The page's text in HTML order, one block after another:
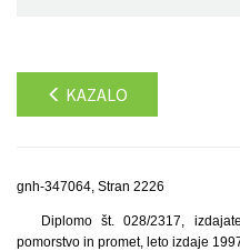
KAZALO
gnh-347064, Stran 2226
Diplomo št. 028/2317,
pomorstvo in promet, leto izdaje